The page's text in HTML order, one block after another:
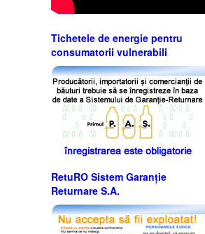
Tichetele de energie pentru
consumatorii vulnerabili
RetuRO Sistem Garanție
Returnare S.A.